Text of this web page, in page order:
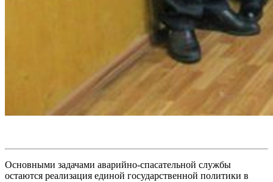
Основными задачами аварийно-спасательной службы
остаются реализация единой государственной политики в